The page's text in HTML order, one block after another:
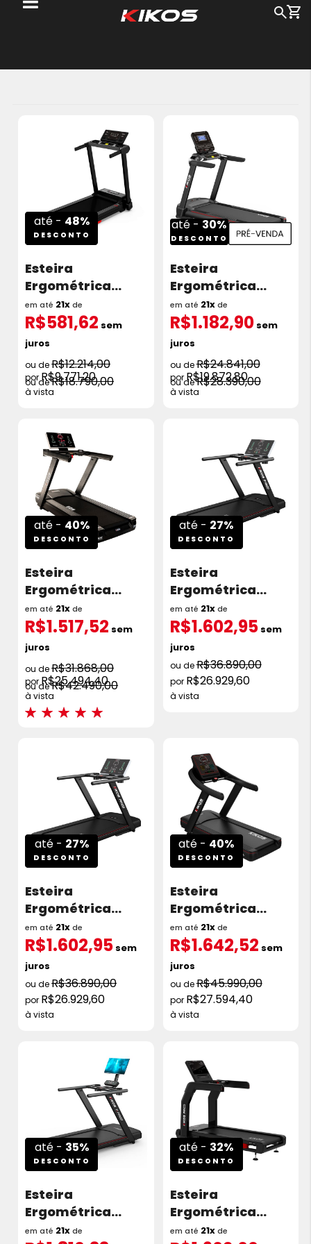
até - 48%
DESCONTO
Esteira
Ergométrica
Kikos KX8400 3.0
HP Ideal Para
Condomínios
18km/h
R$12.214,00
R$18.790,00
R$9.771,20
à vista
em até 21xde
R$581,62 sem
juros
até - 30%
DESCONTO
Esteira
Ergométrica
Kikos KX8500i 4.0
HP 22km/h
R$24.841,00
R$28.390,00
R$19.872,80
à vista
em até 21xde
R$1.182,90sem
juros
até - 40%
DESCONTO
Esteira
Ergométrica
Kikos KX8600 7.0
HP 20km/h
Avaliações:
R$31.868,00
R$42.490,00
R$25.494,40
à vista
em até 21xde
R$1.517,52 sem
juros
até - 27%
DESCONTO
Esteira
Ergométrica
Kikos Pro Run 7.0
HP 20km/h 110V
R$36.890,00
R$26.929,60
à vista
em até 21xde
R$1.602,95sem
juros
até - 27%
DESCONTO
Esteira
Ergométrica
Kikos Pro Run 7.0
HP 20km/h 220V
R$36.890,00
R$26.929,60
à vista
em até 21xde
R$1.602,95 sem
juros
até - 40%
DESCONTO
Esteira
Ergométrica
Kikos KX8700I 7.0
HP 20 Km/h
R$45.990,00
R$27.594,40
à vista
em até 21xde
R$1.642,52 sem
juros
até - 35%
DESCONTO
Esteira
Ergométrica
Kikos T-Pro Run
em até 21xde
até - 32%
DESCONTO
Esteira
Ergométrica
Kikos KX9000i 7.0
em até 21xde